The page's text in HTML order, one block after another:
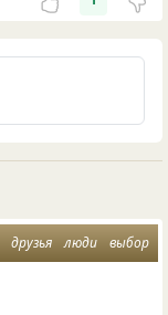
друзья люди выбор